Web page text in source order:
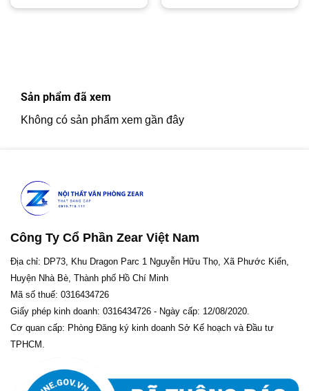
1,400,000₫.là:
1,980,000₫.là:
Sản phẩm đã xem
Không có sản phẩm xem gần đây
Công Ty Cổ Phần Zear Việt Nam
Địa chỉ: DP73, Khu Dragon Parc 1 Nguyễn Hữu Thọ, Xã Phước Kiển,
Huyện Nhà Bè, Thành phố Hồ Chí Minh
Mã số thuế: 0316434726
Giấy phép kinh doanh: 0316434726 - Ngày cấp: 12/08/2020.
Cơ quan cấp: Phòng Đăng ký kinh doanh Sở Kế hoạch và Đầu tư
TPHCM.